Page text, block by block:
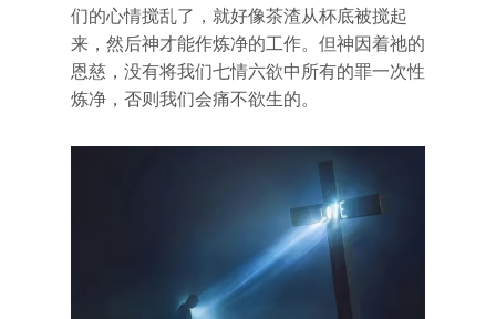
们的心情搅乱了，就好像茶渣从杯底被搅起
来，然后神才能作炼净的工作。但神因着祂的
恩慈，没有将我们七情六欲中所有的罪一次性
炼净，否则我们会痛不欲生的。